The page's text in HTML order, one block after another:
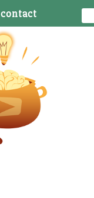
contact